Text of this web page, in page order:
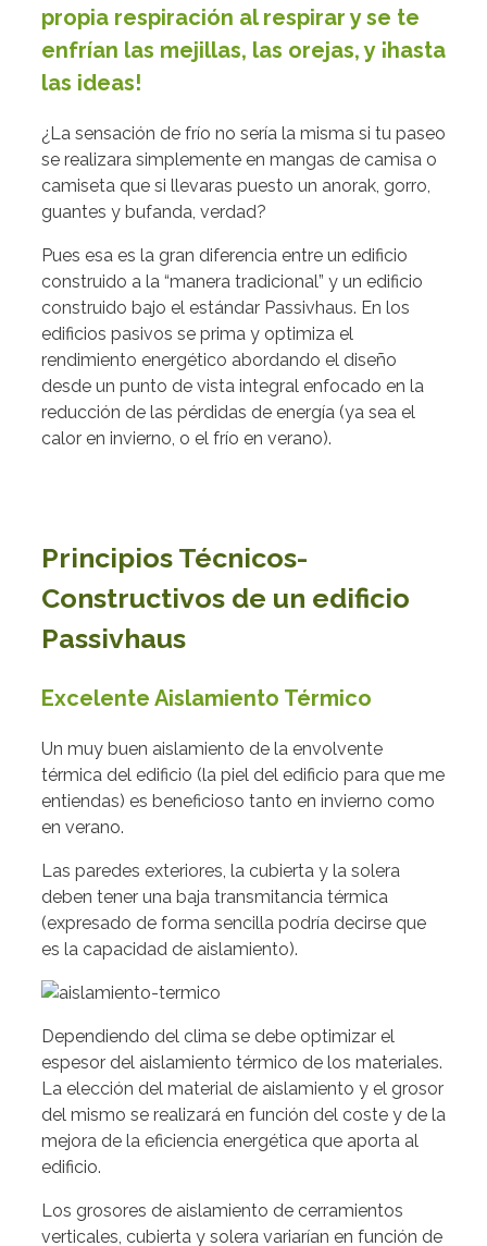
propia respiración al respirar y se te
enfrían las mejillas, las orejas, y ¡hasta
las ideas!
¿La sensación de frío no sería la misma si tu paseo
se realizara simplemente en mangas de camisa o
camiseta que si llevaras puesto un anorak, gorro,
guantes y bufanda, verdad?
Pues esa es la gran diferencia entre un edificio
construido a la “manera tradicional” y un edificio
construido bajo el estándar Passivhaus. En los
edificios pasivos se prima y optimiza el
rendimiento energético abordando el diseño
desde un punto de vista integral enfocado en la
reducción de las pérdidas de energía (ya sea el
calor en invierno, o el frío en verano).
Principios Técnicos-
Constructivos de un edificio
Passivhaus
Excelente Aislamiento Térmico
Un muy buen aislamiento de la envolvente
térmica del edificio (la piel del edificio para que me
entiendas) es beneficioso tanto en invierno como
en verano.
Las paredes exteriores, la cubierta y la solera
deben tener una baja transmitancia térmica
(expresado de forma sencilla podría decirse que
es la capacidad de aislamiento).
Dependiendo del clima se debe optimizar el
espesor del aislamiento térmico de los materiales.
La elección del material de aislamiento y el grosor
del mismo se realizará en función del coste y de la
mejora de la eficiencia energética que aporta al
edificio.
Los grosores de aislamiento de cerramientos
verticales, cubierta y solera variarían en función de